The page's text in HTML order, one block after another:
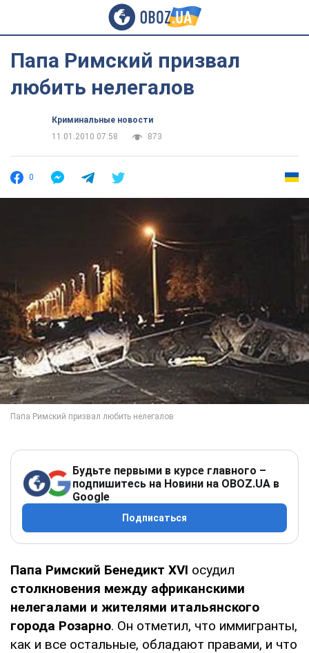
Папа Римский призвал
любить нелегалов
Криминальные новости
11.01.2010 07:58
873
0
Будьте первыми в курсе главного –
подпишитесь на Новини на OBOZ.UA в
Google
Подписаться
Папа Римский Бенедикт XVI осудил
столкновения между африканскими
нелегалами и жителями итальянского
города Розарно. Он отметил, что иммигранты,
как и все остальные, обладают правами, и что